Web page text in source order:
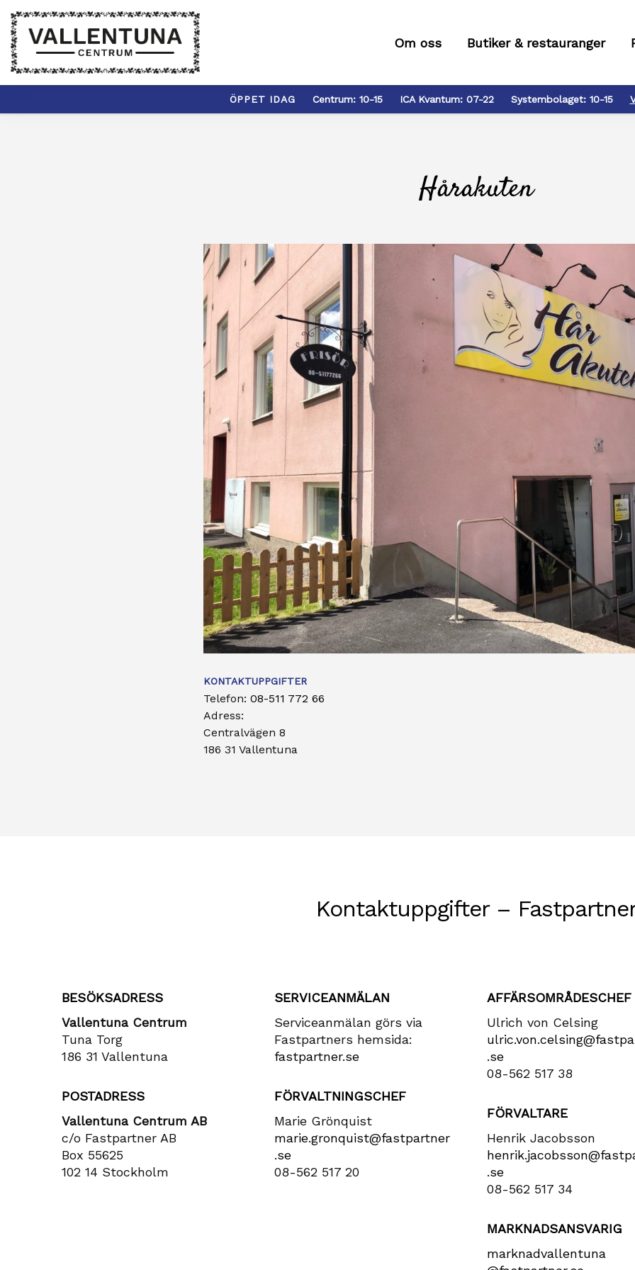
Om oss Butiker & restauranger
ÖPPET IDAG Centrum: 10-15 ICA Kvantum: 07-22 Systembolaget: 10-15
Hårakuten
KONTAKTUPPGIFTER
Telefon: 08-511 772 66
Adress:
Centralvägen 8
186 31 Vallentuna
Kontaktuppgifter –
BESÖKSADRESS
Vallentuna Centrum
Tuna Torg
186 31 Vallentuna
POSTADRESS
Vallentuna Centrum AB
c/o Fastpartner AB
Box 55625
102 14 Stockholm
SERVICEANMÄLAN
Serviceanmälan görs via
Fastpartners hemsida:
fastpartner.se
FÖRVALTNINGSCHEF
Marie Grönquist
marie​.gronquist​@fastpartner​
.se
08-562 517 20
AFFÄRSOMRÅDESCHEF
Ulrich von Celsing
.se
08-562 517 38
FÖRVALTARE
Henrik Jacobsson
.se
08-562 517 34
MARKNADSANSVARIG
marknadvallentuna​